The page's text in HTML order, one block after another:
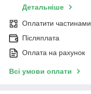
Детальніше
Оплатити частинами
Післяплата
Оплата на рахунок
Всі умови оплати